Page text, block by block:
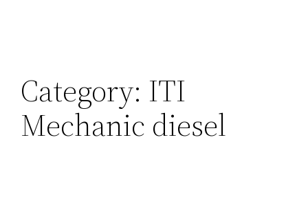
Category: ITI
Mechanic diesel